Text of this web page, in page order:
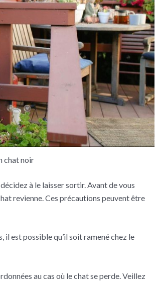
chat noir
à le laisser sortir. Avant de vous
revienne. Ces précautions peuvent être
il est possible qu’il soit ramené chez le
au cas où le chat se perde. Veillez